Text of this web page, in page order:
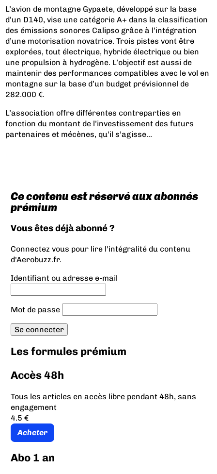
L’avion de montagne Gypaete, développé sur la base
d’un D140, vise une catégorie A+ dans la classification
des émissions sonores Calipso grâce à l’intégration
d’une motorisation novatrice. Trois pistes vont être
explorées, tout électrique, hybride électrique ou bien
une propulsion à hydrogène. L’objectif est aussi de
maintenir des performances compatibles avec le vol en
montagne sur la base d’un budget prévisionnel de
282.000 €.
L’association offre différentes contreparties en
fonction du montant de l’investissement des futurs
partenaires et mécènes, qu’il s’agisse...
Ce contenu est réservé aux abonnés
prémium
Vous êtes déjà abonné ?
Connectez vous pour lire l'intégralité du contenu
d'Aerobuzz.fr.
Identifiant ou adresse e-mail
Mot de passe
Les formules prémium
Accès 48h
Tous les articles en accès libre pendant 48h, sans
engagement
4.5 €
Acheter
Abo 1 an